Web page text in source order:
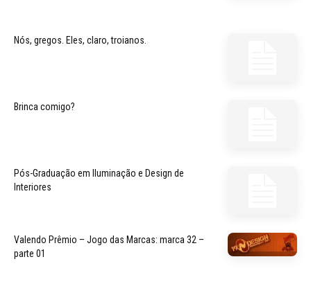
Nós, gregos. Eles, claro, troianos.
Brinca comigo?
Pós-Graduação em Iluminação e Design de
Interiores
Valendo Prêmio – Jogo das Marcas: marca 32 –
parte 01